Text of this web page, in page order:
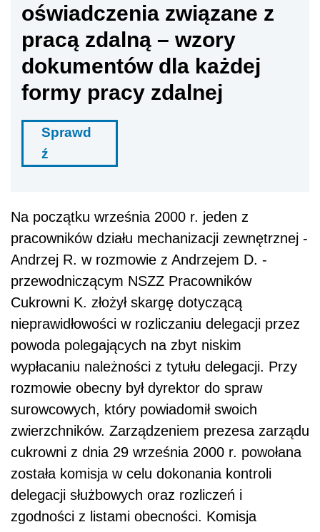
oświadczenia związane z
pracą zdalną – wzory
dokumentów dla każdej
formy pracy zdalnej
Sprawd
ź
Na początku września 2000 r. jeden z
pracowników działu mechanizacji zewnętrznej -
Andrzej R. w rozmowie z Andrzejem D. -
przewodniczącym NSZZ Pracowników
Cukrowni K. złożył skargę dotyczącą
nieprawidłowości w rozliczaniu delegacji przez
powoda polegających na zbyt niskim
wypłacaniu należności z tytułu delegacji. Przy
rozmowie obecny był dyrektor do spraw
surowcowych, który powiadomił swoich
zwierzchników. Zarządzeniem prezesa zarządu
cukrowni z dnia 29 września 2000 r. powołana
została komisja w celu dokonania kontroli
delegacji służbowych oraz rozliczeń i
zgodności z listami obecności. Komisja